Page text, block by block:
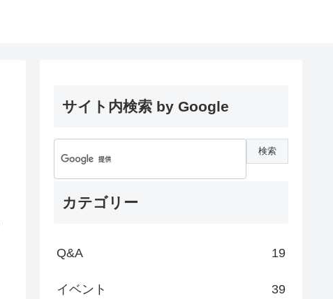
サイト内検索 by Google
カテゴリー
Q&A 19
イベント 39